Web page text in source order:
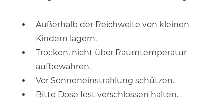
Außerhalb der Reichweite von kleinen
Kindern lagern.
Trocken, nicht über Raumtemperatur
aufbewahren.
Vor Sonneneinstrahlung schützen.
Bitte Dose fest verschlossen halten.